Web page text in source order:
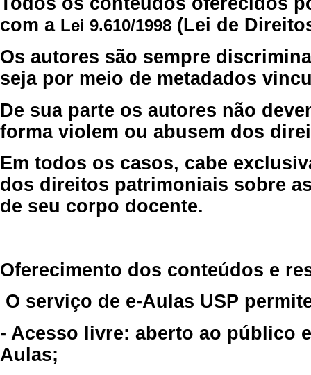
com a Lei 9.610/1998 (Lei de
Os autores são sempre
seja por meio de metadados
De sua parte os autores não
forma violem ou abusem dos
Em todos os casos, cabe
dos direitos patrimoniais sobre
de seu corpo docente.
Oferecimento dos conteúdos e
O serviço de e-Aulas USP
- Acesso livre: aberto ao público
Aulas;